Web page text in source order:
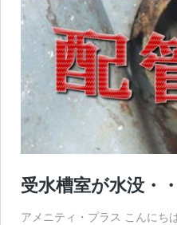
受水槽室が水没・
アメニティ・プラス こんに